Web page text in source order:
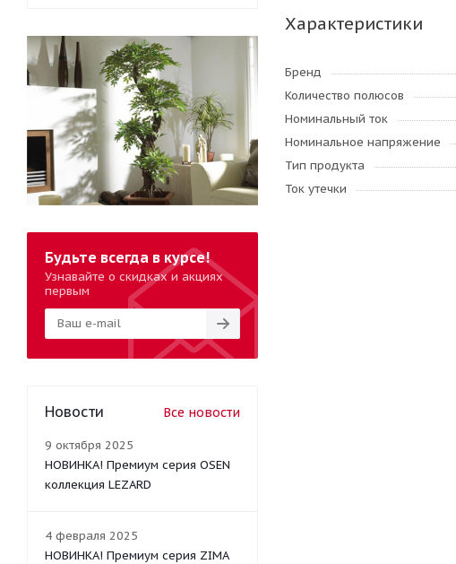
Характеристики
Бренд
Количество полюсов
Номинальный ток
Номинальное напряжение
Тип продукта
Ток утечки
Будьте всегда в курсе!
Узнавайте о скидках и акциях
первым
Новости Все новости
9 октября 2025
НОВИНКА! Премиум серия OSEN
коллекция LEZARD
4 февраля 2025
НОВИНКА! Премиум серия ZIMA